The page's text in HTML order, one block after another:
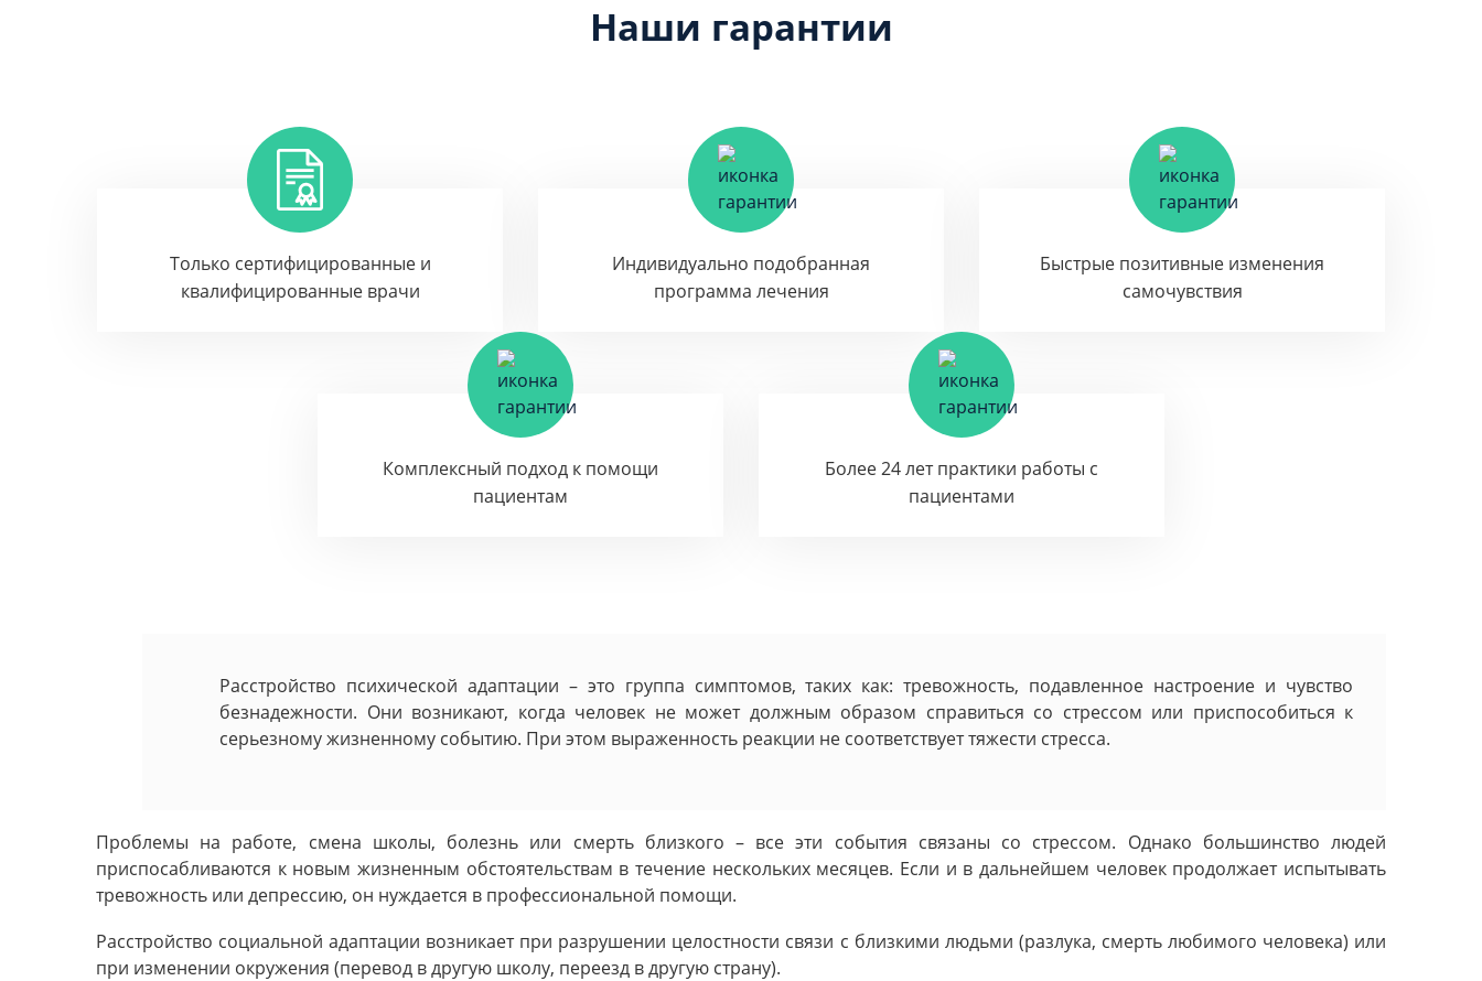
Наши гарантии
Только сертифицированные и
квалифицированные врачи
Индивидуально подобранная
программа лечения
Быстрые позитивные изменения
самочувствия
Комплексный подход к помощи
пациентам
Более 24 лет практики работы с
пациентами
Расстройство психической адаптации – это группа симптомов, таких как: тревожность, подавленное настроение и чувство
безнадежности. Они возникают, когда человек не может должным образом справиться со стрессом или приспособиться к
серьезному жизненному событию. При этом выраженность реакции не соответствует тяжести стресса.
Проблемы на работе, смена школы, болезнь или смерть близкого – все эти события связаны со стрессом. Однако большинство людей
приспосабливаются к новым жизненным обстоятельствам в течение нескольких месяцев. Если и в дальнейшем человек продолжает испытывать
тревожность или депрессию, он нуждается в профессиональной помощи.
Расстройство социальной адаптации возникает при разрушении целостности связи с близкими людьми (разлука, смерть любимого человека) или
при изменении окружения (перевод в другую школу, переезд в другую страну).